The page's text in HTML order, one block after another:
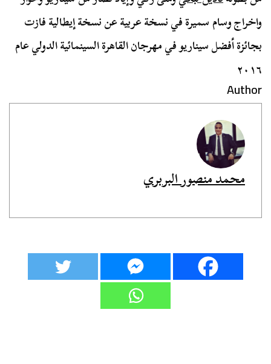
واخراج وسام سميرة في نسخة عربية عن نسخة إيطالية فازت
بجائزة أفضل سيناريو في مهرجان القاهرة السينمائية الدولي عام
٢٠١٦
Author
محمد منصور البربري